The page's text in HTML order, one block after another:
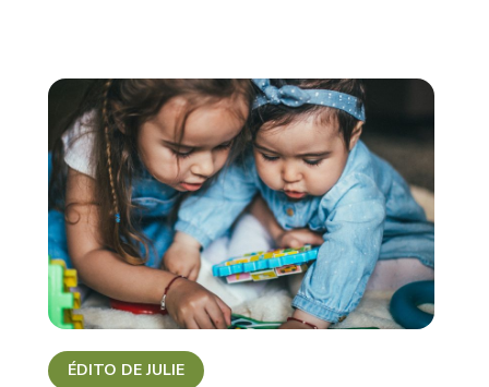
ÉDITO DE JULIE